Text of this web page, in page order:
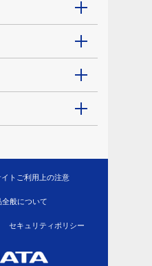
イトご利用上の注意
般について
セキュリティポリシー